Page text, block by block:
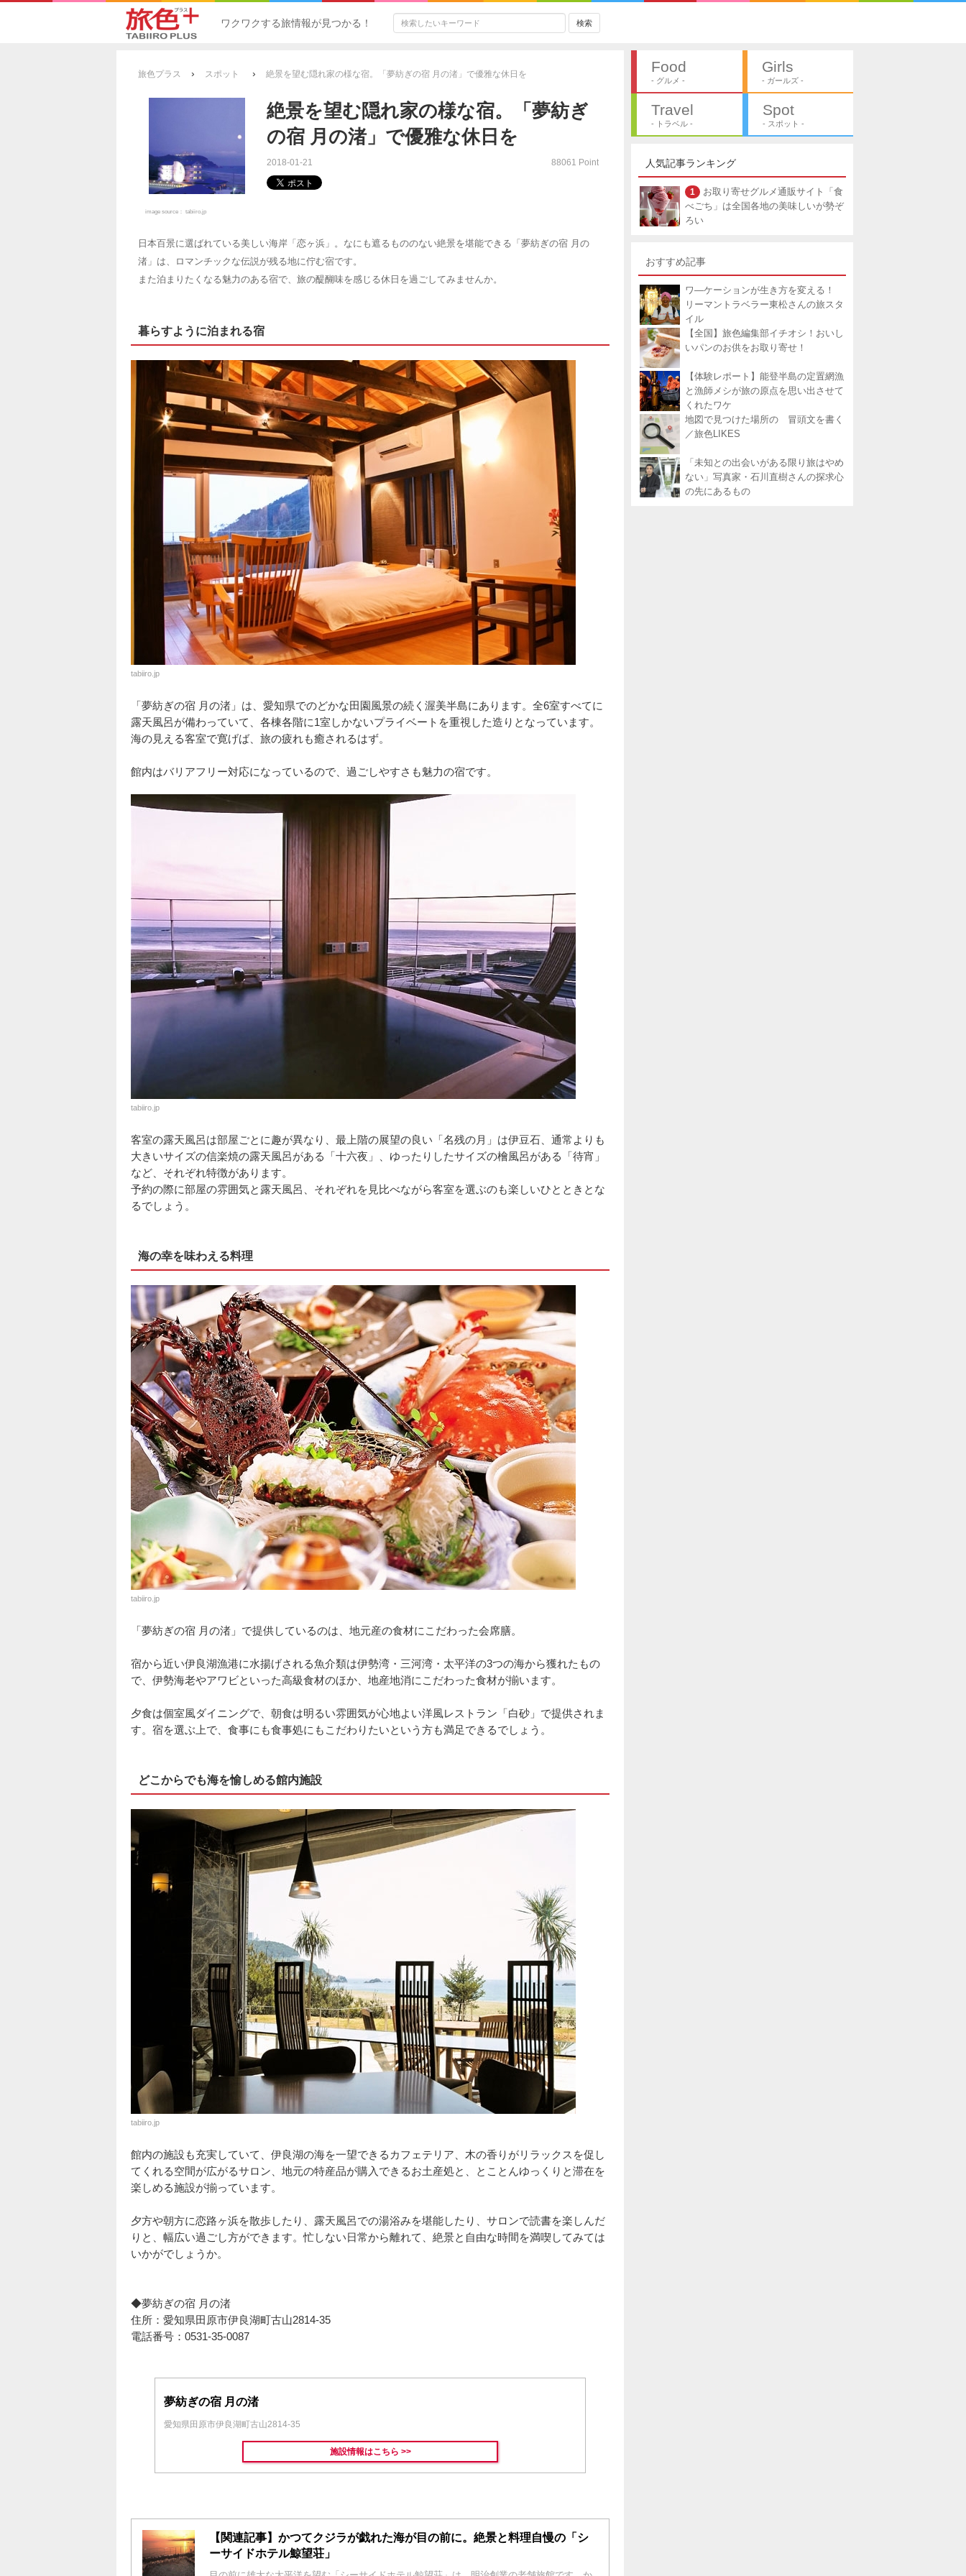
旅色プラス › スポット › 絶景を望む隠れ家の様な宿。「夢紡ぎの宿 月の渚」で優雅な休日を
絶景を望む隠れ家の様な宿。「夢紡ぎ
の宿 月の渚」で優雅な休日を
2018-01-21 88061 Point
image source： tabiiro.jp
日本百景に選ばれている美しい海岸「恋ヶ浜」。なにも遮るもののない絶景を堪能できる「夢紡ぎの宿 月の
渚」は、ロマンチックな伝説が残る地に佇む宿です。
また泊まりたくなる魅力のある宿で、旅の醍醐味を感じる休日を過ごしてみませんか。
暮らすように泊まれる宿
tabiiro.jp
「夢紡ぎの宿 月の渚」は、愛知県でのどかな田園風景の続く渥美半島にあります。全6室すべてに
露天風呂が備わっていて、各棟各階に1室しかないプライベートを重視した造りとなっています。
海の見える客室で寛げば、旅の疲れも癒されるはず。
館内はバリアフリー対応になっているので、過ごしやすさも魅力の宿です。
tabiiro.jp
客室の露天風呂は部屋ごとに趣が異なり、最上階の展望の良い「名残の月」は伊豆石、通常よりも
大きいサイズの信楽焼の露天風呂がある「十六夜」、ゆったりしたサイズの檜風呂がある「待宵」
など、それぞれ特徴があります。
予約の際に部屋の雰囲気と露天風呂、それぞれを見比べながら客室を選ぶのも楽しいひとときとな
るでしょう。
海の幸を味わえる料理
tabiiro.jp
「夢紡ぎの宿 月の渚」で提供しているのは、地元産の食材にこだわった会席膳。
宿から近い伊良湖漁港に水揚げされる魚介類は伊勢湾・三河湾・太平洋の3つの海から獲れたもの
で、伊勢海老やアワビといった高級食材のほか、地産地消にこだわった食材が揃います。
夕食は個室風ダイニングで、朝食は明るい雰囲気が心地よい洋風レストラン「白砂」で提供されま
す。宿を選ぶ上で、食事にも食事処にもこだわりたいという方も満足できるでしょう。
どこからでも海を愉しめる館内施設
tabiiro.jp
館内の施設も充実していて、伊良湖の海を一望できるカフェテリア、木の香りがリラックスを促し
てくれる空間が広がるサロン、地元の特産品が購入できるお土産処と、とことんゆっくりと滞在を
楽しめる施設が揃っています。
夕方や朝方に恋路ヶ浜を散歩したり、露天風呂での湯浴みを堪能したり、サロンで読書を楽しんだ
りと、幅広い過ごし方ができます。忙しない日常から離れて、絶景と自由な時間を満喫してみては
いかがでしょうか。
◆夢紡ぎの宿 月の渚
住所：愛知県田原市伊良湖町古山2814-35
電話番号：0531-35-0087
夢紡ぎの宿 月の渚
愛知県田原市伊良湖町古山2814-35
施設情報はこちら >>
【関連記事】かつてクジラが戯れた海が目の前に。絶景と料理自慢の「シ
ーサイドホテル鯨望荘」
Food
- グルメ -
Girls
- ガールズ -
Travel
- トラベル -
Spot
- スポット -
人気記事ランキング
1
お取り寄せグルメ通販サイト「食
べごち」は全国各地の美味しいが勢ぞ
ろい
おすすめ記事
ワ―ケーションが生き方を変える！
リーマントラベラー東松さんの旅スタ
イル
【全国】旅色編集部イチオシ！おいし
いパンのお供をお取り寄せ！
【体験レポート】能登半島の定置網漁
と漁師メシが旅の原点を思い出させて
くれたワケ
地図で見つけた場所の 冒頭文を書く
／旅色LIKES
「未知との出会いがある限り旅はやめ
ない」写真家・石川直樹さんの探求心
の先にあるもの
ワクワクする旅情報が見つかる！